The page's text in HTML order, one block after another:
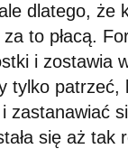
dlatego, że
to płacą.
i zostawia
tylko patrzeć,
zastanawiać
się aż tak